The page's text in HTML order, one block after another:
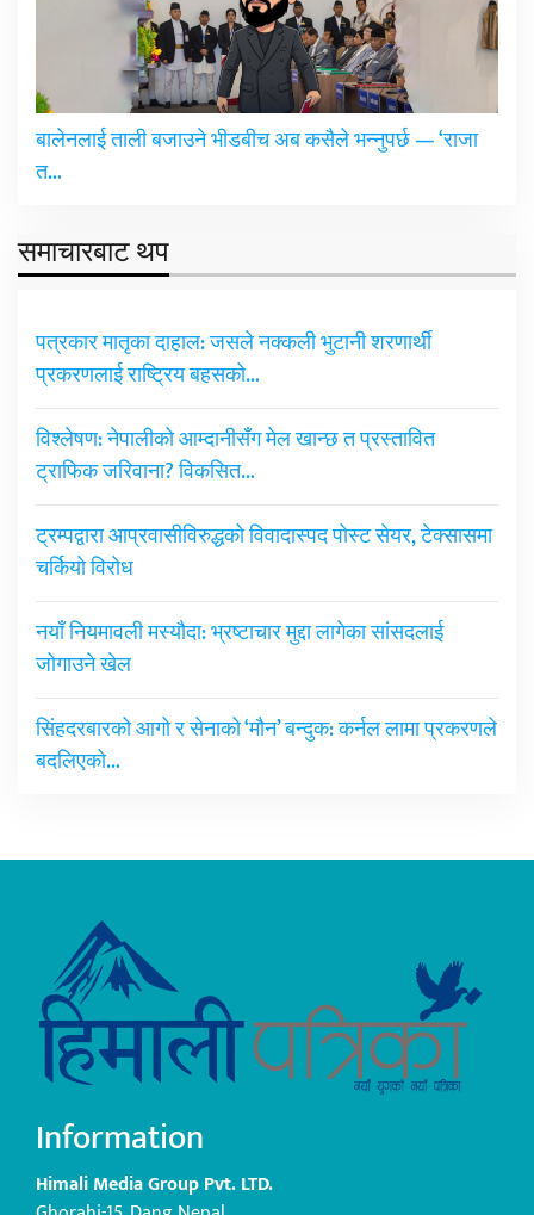
बालेनलाई ताली बजाउने भीडबीच अब कसैले भन्नुपर्छ — ‘राजा
त…
समाचारबाट थप
पत्रकार मातृका दाहाल: जसले नक्कली भुटानी शरणार्थी
प्रकरणलाई राष्ट्रिय बहसको…
विश्लेषण: नेपालीको आम्दानीसँग मेल खान्छ त प्रस्तावित
ट्राफिक जरिवाना? विकसित…
ट्रम्पद्वारा आप्रवासीविरुद्धको विवादास्पद पोस्ट सेयर, टेक्सासमा
चर्कियो विरोध
नयाँ नियमावली मस्यौदा: भ्रष्टाचार मुद्दा लागेका सांसदलाई
जोगाउने खेल
सिंहदरबारको आगो र सेनाको ‘मौन’ बन्दुक: कर्नल लामा प्रकरणले
बदलिएको…
Information
Himali Media Group Pvt. LTD.